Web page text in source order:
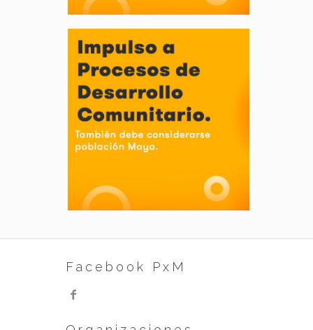
Facebook PxM